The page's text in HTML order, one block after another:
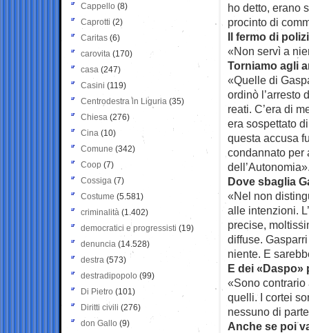
ho detto, erano
procinto di
Il fermo di
«Non servì a
Torniamo agli
«Quelle di
ordinò l’arresto
reati. C’era di
era sospettato
questa accusa
condannato per
Dove sbaglia
«Nel non
alle intenzioni.
precise,
diffuse.
niente. E
E dei
«Sono
quelli. I cortei
nessuno di
Anche se poi
Cappello (8)
Caprotti (2)
Caritas (6)
carovita (170)
casa (247)
Casini (119)
Centrodestra in Liguria (35)
Chiesa (276)
Cina (10)
Comune (342)
Coop (7)
Cossiga (7)
Costume (5.581)
criminalità (1.402)
democratici e progressisti (19)
denuncia (14.528)
destra (573)
destradipopolo (99)
Di Pietro (101)
Diritti civili (276)
don Gallo (9)